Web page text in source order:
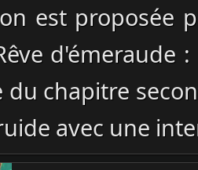
est proposée
d'émeraude :
du chapitre
avec une